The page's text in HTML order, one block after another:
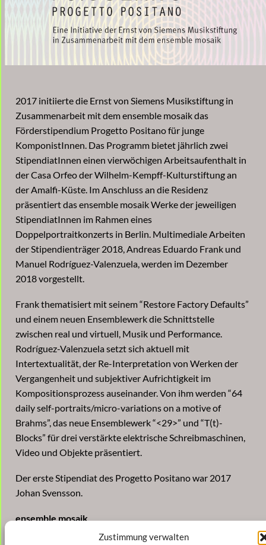
Zustimmung verwalten
2017 initiierte die Ernst von Siemens Musikstiftung in
Zusammenarbeit mit dem ensemble mosaik das
Förderstipendium Progetto Positano für junge
KomponistInnen. Das Programm bietet jährlich zwei
StipendiatInnen einen vierwöchigen Arbeitsaufenthalt in
der Casa Orfeo der Wilhelm-Kempff-Kulturstiftung an
der Amalfi-Küste. Im Anschluss an die Residenz
präsentiert das ensemble mosaik Werke der jeweiligen
StipendiatInnen im Rahmen eines
Doppelportraitkonzerts in Berlin. Multimediale Arbeiten
der Stipendienträger 2018, Andreas Eduardo Frank und
Manuel Rodríguez-Valenzuela, werden im Dezember
2018 vorgestellt.
Frank thematisiert mit seinem “Restore Factory Defaults”
und einem neuen Ensemblewerk die Schnittstelle
zwischen real und virtuell, Musik und Performance.
Rodríguez-Valenzuela setzt sich aktuell mit
Intertextualität, der Re-Interpretation von Werken der
Vergangenheit und subjektiver Aufrichtigkeit im
Kompositionsprozess auseinander. Von ihm werden “64
daily self-portraits/micro-variations on a motive of
Brahms”, das neue Ensemblewerk “<29>” und “T(t)-
Blocks” für drei verstärkte elektrische Schreibmaschinen,
Video und Objekte präsentiert.
Der erste Stipendiat des Progetto Positano war 2017
Johan Svensson.
ensemble mosaik
Enno Poppe – Leitung, Daniel Agi – Flöte, Simon Strasser